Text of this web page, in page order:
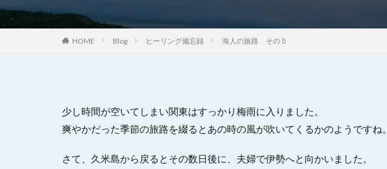
HOME Blog ヒーリング備忘録 海人の旅路 その５
少し時間が空いてしまい関東はすっかり梅雨に入りました。
爽やかだった季節の旅路を綴るとあの時の風が吹いてくるかのようですね。
さて、久米島から戻るとその数日後に、夫婦で伊勢へと向かいました。